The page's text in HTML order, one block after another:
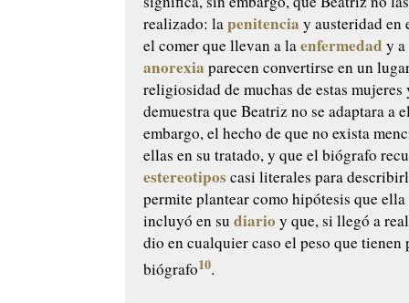
realizado: lapenitencia y austeridad en
el comer que llevan a laenfermedad y
anorexia parecen convertirse en un
religiosidad de muchas de estas mujeres
demuestra que Beatriz no se adaptara a
embargo, el hecho de que no exista
ellas en su tratado, y que el biógrafo
estereotiposcasi literales para
permite plantear como hipótesis que
incluyó en sudiario y que, si llegó a
dio en cualquier caso el peso que tienen
biógrafo10.